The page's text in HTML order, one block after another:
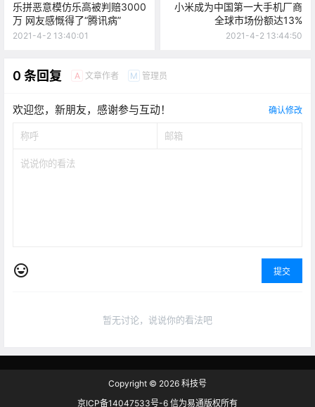
乐拼恶意模仿乐高被判赔3000
万 网友感慨得了“腾讯病”
2021-4-2 13:40:01
小米成为中国第一大手机厂商
全球市场份额达13%
2021-4-2 13:44:50
0 条回复 A 文章作者 M 管理员
欢迎您，新朋友，感谢参与互动！ 确认修改
提交
暂无讨论，说说你的看法吧
Copyright © 2026 科技号
京ICP备14047533号-6 信为易通版权所有